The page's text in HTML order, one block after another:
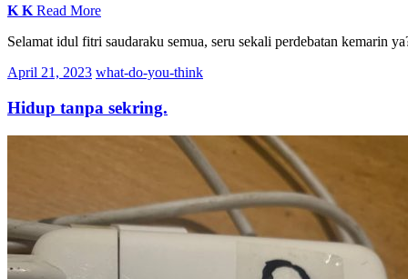
K K Read More
Selamat idul fitri saudaraku semua, seru sekali perdebatan kemarin
April 21, 2023 what-do-you-think
Hidup tanpa sekring.